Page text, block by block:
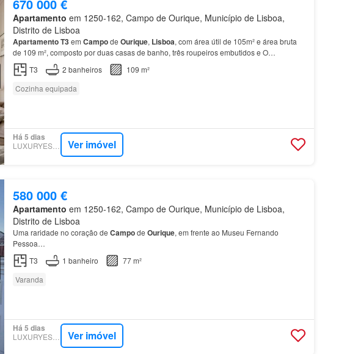
670 000 €
Apartamento em 1250-162, Campo de Ourique, Município de Lisboa,
Distrito de Lisboa
ApartamentoT3em Campode Ourique, Lisboa, com área útil de 105m² e área bruta
de 109 m², composto por duas casas de banho, três roupeiros embutidos e O
apartamentolocaliza-se no 2ºpiso
T3 2 banheiros
109 m²
Cozinha equipada
Há 5 dias
LUXURYESTATE Ver imóvel
580 000 €
Apartamento em 1250-162, Campo de Ourique, Município de Lisboa,
Distrito de Lisboa
Uma raridade no coração de Campode Ourique, em frente ao Museu Fernando
Pessoa…
T3
1 banheiro
77 m²
Varanda
Há 5 dias
LUXURYESTATE Ver imóvel